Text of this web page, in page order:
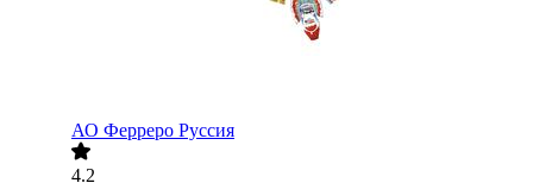
АО Ферреро Руссия
4.2